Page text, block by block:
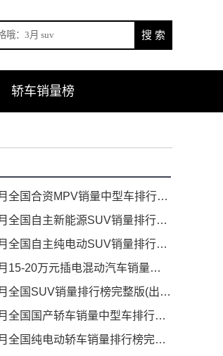
轿车销量榜
合资MPV销量中型车排行榜完整版(零售量
自主新能源SUV销量排行榜完整版(零售量
自主纯电动SUV销量排行榜完整版(零售量
万元插电混动汽车销量排行榜（零售量）
全国SUV销量排行榜完整版(出口量
国产轿车销量中型车排行榜完整版(零售量
国纯电动轿车销量排行榜完整版(批发量